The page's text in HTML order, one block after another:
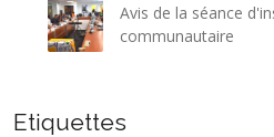
Avis de la séance
communautaire
Etiquettes